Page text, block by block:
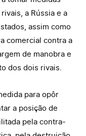
a Rússia e a
assim como
comercial contra a
de manobra e
dos dois rivais.
para opôr
a posição de
pela contra-